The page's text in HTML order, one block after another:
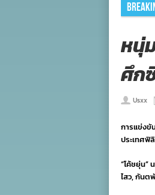
หนุ่
ศึก
Usxx
การแข่งขั
ประเทศฟิ
“โค้ชยุ่น”
ไสว, กันต